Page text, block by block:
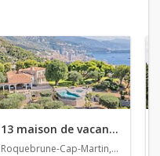
13 maison de vacances en location
Roquebrune-Cap-Martin, Villefranche-sur-Mer, Cap-d'Ail